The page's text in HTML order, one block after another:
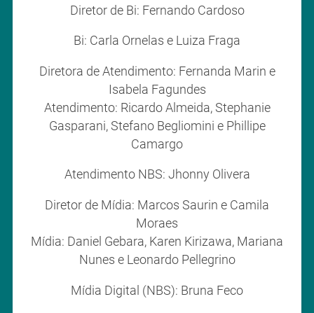
Diretor de Bi: Fernando Cardoso
Bi: Carla Ornelas e Luiza Fraga
Diretora de Atendimento: Fernanda Marin e
Isabela Fagundes
Atendimento: Ricardo Almeida, Stephanie
Gasparani, Stefano Begliomini e Phillipe
Camargo
Atendimento NBS: Jhonny Olivera
Diretor de Mídia: Marcos Saurin e Camila
Moraes
Mídia: Daniel Gebara, Karen Kirizawa, Mariana
Nunes e Leonardo Pellegrino
Mídia Digital (NBS): Bruna Feco